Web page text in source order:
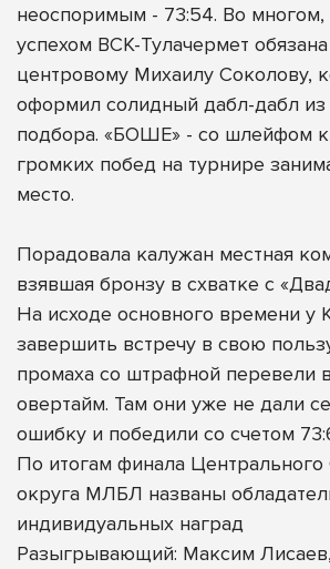
неоспоримым - 73:54. Во многом,
успехом ВСК-Тулачермет
центровому Михаилу Соколову,
оформил солидный дабл-дабл из
подбора. «БОШЕ» - со шлейфом
громких побед на турнире
место.
Порадовала калужан местная
взявшая бронзу в схватке с
На исходе основного времени у
завершить встречу в свою
промаха со штрафной перевели
овертайм. Там они уже не дали
ошибку и победили со счетом
По итогам финала
округа МЛБЛ названы
индивидуальных наград
Разыгрывающий: Максим